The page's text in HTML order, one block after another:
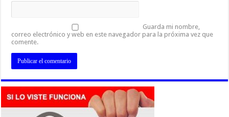
Guarda mi nombre,
correo electrónico y web en este navegador para la próxima vez que
comente.